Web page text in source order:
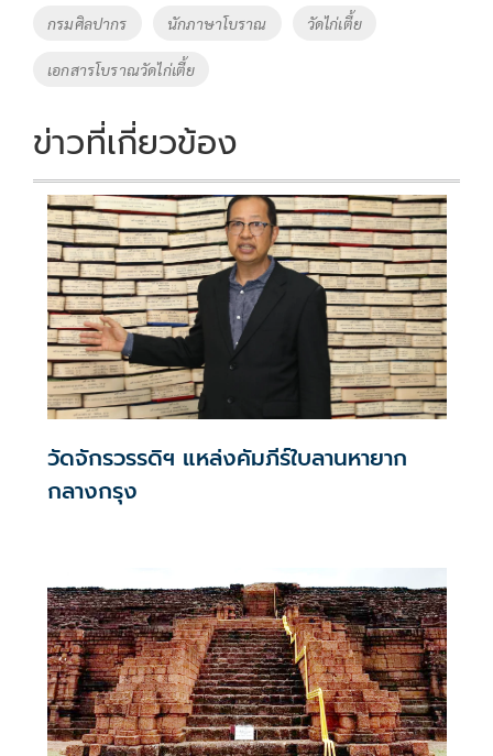
Tags
กรมศิลปากร นักภาษาโบราณ วัดไก่เตี้ย
เอกสารโบราณวัดไก่เตี้ย
ข่าวที่เกี่ยวข้อง
วัดจักรวรรดิฯ แหล่งคัมภีร์ใบลานหายาก
กลางกรุง